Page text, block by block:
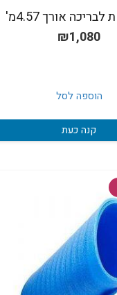
אורך 4.57מ'
₪1,080
הוספה לסל
קנה כעת